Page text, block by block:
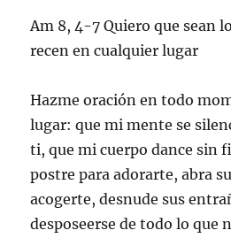
Am 8, 4-7 Quiero que sean
recen en cualquier lugar
Hazme oración en todo
lugar: que mi mente se
ti, que mi cuerpo dance sin
postre para adorarte, abra
acogerte, desnude sus
desposeerse de todo lo que